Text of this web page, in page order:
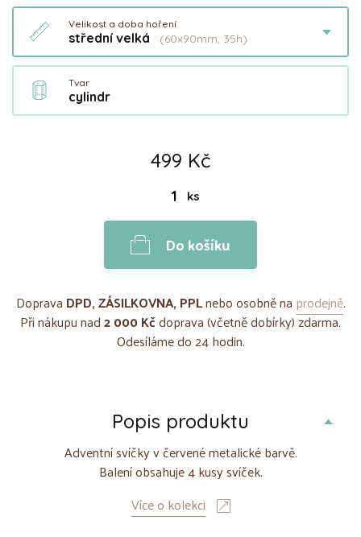
Velikost a doba hoření
střední velká (60x90mm, 35h)
Tvar
cylindr
499 Kč
ks
Do košíku
Doprava DPD, ZÁSILKOVNA, PPLnebo osobně na prodejně.
Při nákupu nad2 000 Kčdoprava (včetně dobírky) zdarma.
Odesíláme do 24 hodin.
Popis produktu
Adventní svíčky v červené metalické barvě.
Balení obsahuje 4 kusy svíček.
Více o kolekci